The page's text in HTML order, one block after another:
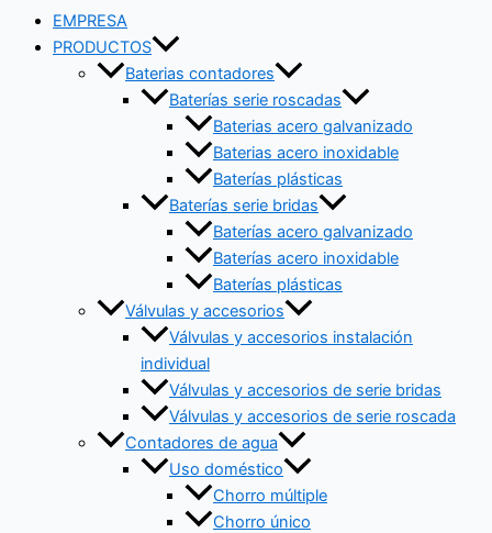
EMPRESA
PRODUCTOS
Baterias contadores
Baterías serie roscadas
Baterias acero galvanizado
Baterias acero inoxidable
Baterías plásticas
Baterías serie bridas
Baterías acero galvanizado
Baterías acero inoxidable
Baterías plásticas
Válvulas y accesorios
Válvulas y accesorios instalación
individual
Válvulas y accesorios de serie bridas
Válvulas y accesorios de serie roscada
Contadores de agua
Uso doméstico
Chorro múltiple
Chorro único